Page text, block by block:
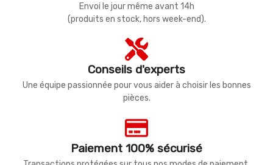
Envoi le jour même avant 14h
(produits en stock, hors week-end).
Conseils d'experts
Une équipe passionnée pour vous aider à choisir les bonnes
pièces.
Paiement 100% sécurisé